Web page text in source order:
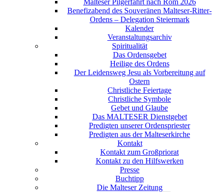
Malteser Pilgerfahrt nach Rom 2026
Benefizabend des Souveränen Malteser-Ritter-
Ordens – Delegation Steiermark
Kalender
Veranstaltungsarchiv
Spiritualität
Das Ordensgebet
Heilige des Ordens
Der Leidensweg Jesu als Vorbereitung auf
Ostern
Christliche Feiertage
Christliche Symbole
Gebet und Glaube
Das MALTESER Dienstgebet
Predigten unserer Ordenspriester
Predigten aus der Malteserkirche
Kontakt
Kontakt zum Großpriorat
Kontakt zu den Hilfswerken
Presse
Buchtipp
Die Malteser Zeitung